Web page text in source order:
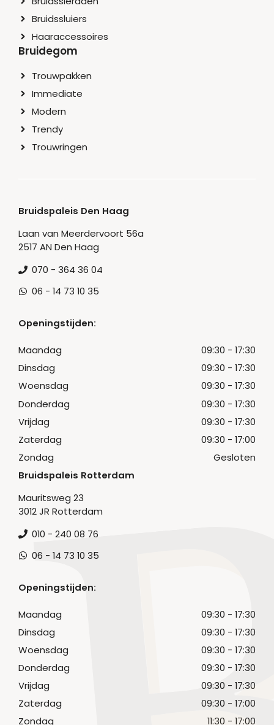
Bruidssluiers
Haaraccessoires
Bruidegom
Trouwpakken
Immediate
Modern
Trendy
Trouwringen
Bruidspaleis Den Haag
Laan van Meerdervoort 56a
2517 AN Den Haag
070 - 364 36 04
06 - 14 73 10 35
Openingstijden:
Maandag
09:30 - 17:30
Dinsdag
09:30 - 17:30
Woensdag
09:30 - 17:30
Donderdag
09:30 - 17:30
Vrijdag
09:30 - 17:30
Zaterdag
09:30 - 17:00
Zondag
Gesloten
Bruidspaleis Rotterdam
Mauritsweg 23
3012 JR Rotterdam
010 - 240 08 76
06 - 14 73 10 35
Openingstijden:
Maandag
09:30 - 17:30
Dinsdag
09:30 - 17:30
Woensdag
09:30 - 17:30
Donderdag
09:30 - 17:30
Vrijdag
09:30 - 17:30
Zaterdag
09:30 - 17:00
Zondag
11:30 - 17:00